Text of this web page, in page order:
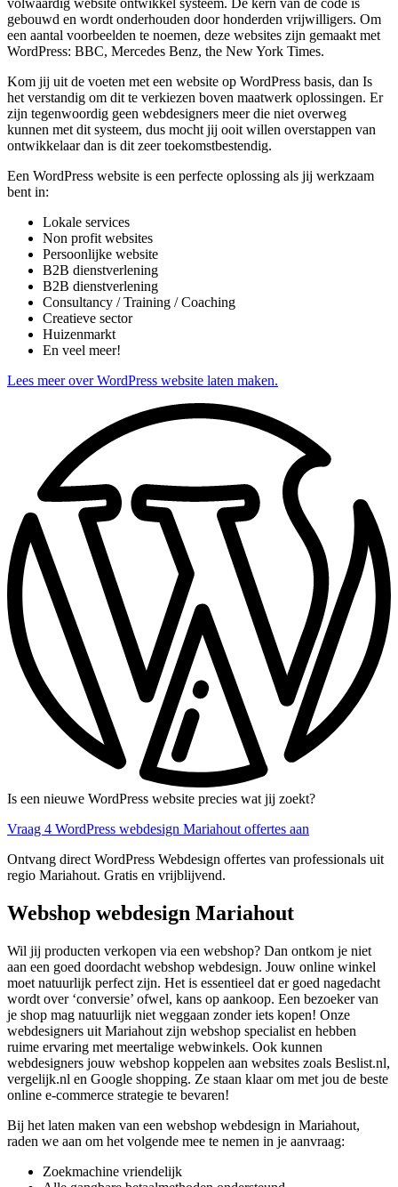
volwaardig website ontwikkel systeem. De kern van de code is
gebouwd en wordt onderhouden door honderden vrijwilligers. Om
een aantal voorbeelden te noemen, deze websites zijn gemaakt met
WordPress: BBC, Mercedes Benz, the New York Times.
Kom jij uit de voeten met een website op WordPress basis, dan Is
het verstandig om dit te verkiezen boven maatwerk oplossingen. Er
zijn tegenwoordig geen webdesigners meer die niet overweg
kunnen met dit systeem, dus mocht jij ooit willen overstappen van
ontwikkelaar dan is dit zeer toekomstbestendig.
Een WordPress website is een perfecte oplossing als jij werkzaam
bent in:
Lokale services
Non profit websites
Persoonlijke website
B2B dienstverlening
B2B dienstverlening
Consultancy / Training / Coaching
Creatieve sector
Huizenmarkt
En veel meer!
Lees meer over WordPress website laten maken.
Is een nieuwe WordPress website precies wat jij zoekt?
Vraag 4 WordPress webdesign Mariahout offertes aan
Ontvang direct WordPress Webdesign offertes van professionals uit
regio Mariahout. Gratis en vrijblijvend.
Webshop webdesign Mariahout
Wil jij producten verkopen via een webshop? Dan ontkom je niet
aan een goed doordacht webshop webdesign. Jouw online winkel
moet natuurlijk perfect zijn. Het is essentieel dat er goed nagedacht
wordt over ‘conversie’ ofwel, kans op aankoop. Een bezoeker van
je shop mag natuurlijk niet weggaan zonder iets kopen! Onze
webdesigners uit Mariahout zijn webshop specialist en hebben
ruime ervaring met meertalige webwinkels. Ook kunnen
webdesigners jouw webshop koppelen aan websites zoals Beslist.nl,
vergelijk.nl en Google shopping. Ze staan klaar om met jou de beste
online e-commerce strategie te bevaren!
Bij het laten maken van een webshop webdesign in Mariahout,
raden we aan om het volgende mee te nemen in je aanvraag:
Zoekmachine vriendelijk